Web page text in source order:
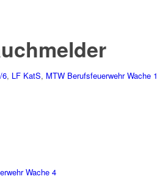
6, LF KatS, MTW Berufsfeuerwehr Wache 1
Wache 4